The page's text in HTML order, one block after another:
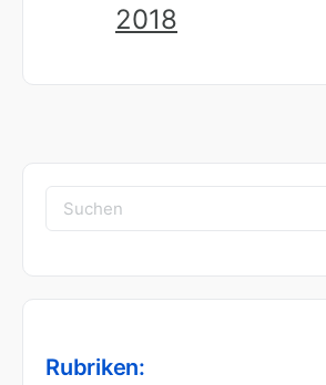
2018
Suchen
nach:
Rubriken: